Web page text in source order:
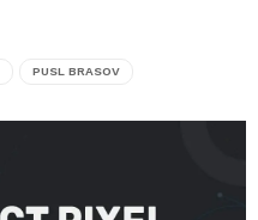
PUSL BRASOV